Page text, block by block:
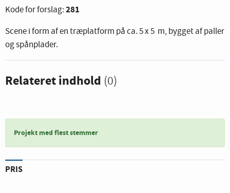
Kode for forslag:281
Scene i form af en træplatform på ca. 5 x 5 m, bygget af paller
og spånplader.
Relateret indhold (0)
Projekt med flest stemmer
PRIS